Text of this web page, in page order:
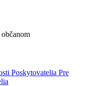
občanom
Poskytovatelia Pre